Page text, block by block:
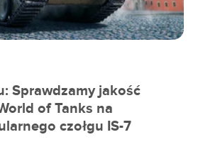
Sprawdzamy jakość
of Tanks na
czołgu IS-7